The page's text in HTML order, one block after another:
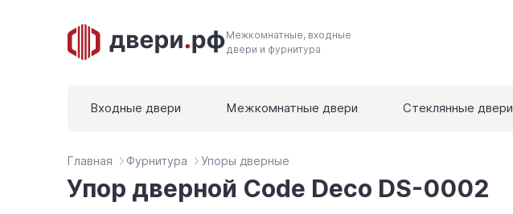
Межкомнатные, входные
двери и фурнитура
Входные двери Межкомнатные двери Стеклянные двери
Главная Фурнитура Упоры дверные
Упор дверной Code Deco DS-0002